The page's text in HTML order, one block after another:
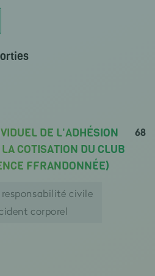
DE L'ADHÉSION
COTISATION DU CLUB
FFRANDONNÉE)
68
civile
corporel